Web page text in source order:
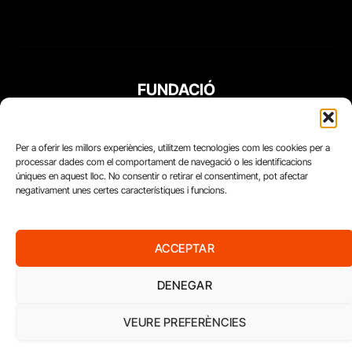
Per a oferir les millors experiències, utilitzem tecnologies com les cookies per a
processar dades com el comportament de navegació o les identificacions
úniques en aquest lloc. No consentir o retirar el consentiment, pot afectar
negativament unes certes característiques i funcions.
ACCEPTAR
DENEGAR
VEURE PREFERÈNCIES
FUNDACIÓ